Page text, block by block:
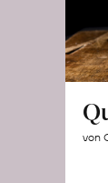
von